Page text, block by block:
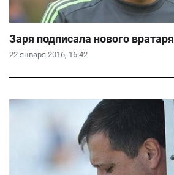
22 января 2016, 16:42
Заря подписала нового вратаря